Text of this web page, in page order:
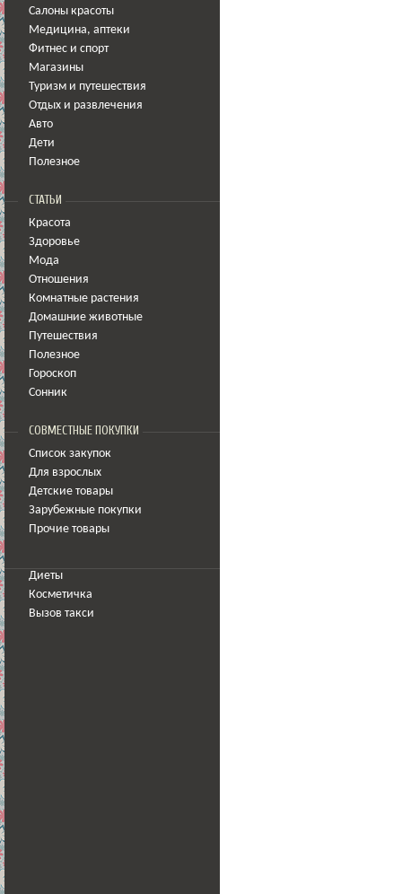
Салоны красоты
Медицина, аптеки
Фитнес и спорт
Магазины
Туризм и путешествия
Отдых и развлечения
Авто
Дети
Полезное
СТАТЬИ
Красота
Здоровье
Мода
Отношения
Комнатные растения
Домашние животные
Путешествия
Полезное
Гороскоп
Сонник
СОВМЕСТНЫЕ ПОКУПКИ
Список закупок
Для взрослых
Детские товары
Зарубежные покупки
Прочие товары
Диеты
Косметичка
Вызов такси